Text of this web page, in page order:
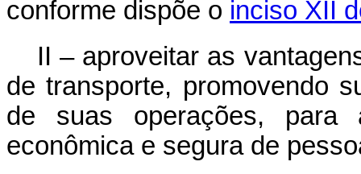
conforme dispõe o inciso XII
II – aproveitar as
de transporte, promovendo
de suas operações, para
econômica e segura de